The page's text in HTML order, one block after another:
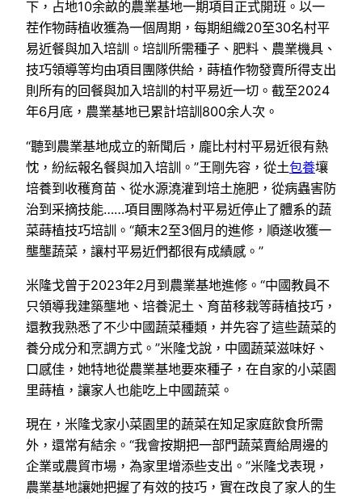
下，占地10余畝的農業基地一期項目正式開班。以一
茬作物蒔植收獲為一個周期，每期組織20至30名村平
易近餐與加入培訓。培訓所需種子、肥料、農業機具、
技巧領導等均由項目團隊供給，蒔植作物發賣所得支出
則所有的回餐與加入培訓的村平易近一切。截至2024
年6月底，農業基地已累計培訓800余人次。
“聽到農業基地成立的新聞后，龐比村村平易近很有熱
忱，紛紜報名餐與加入培訓。”王剛先容，從土包養壤
培養到收穫育苗、從水源澆灌到培土施肥，從病蟲害防
治到采摘技能……項目團隊為村平易近停止了體系的蔬
菜蒔植技巧培訓。“顛末2至3個月的進修，順遂收獲一
壟壟蔬菜，讓村平易近們都很有成績感。”
米隆戈曾于2023年2月到農業基地進修。“中國教員不
只領導我建築壟地、培養泥土、育苗移栽等蒔植技巧，
還教我熟悉了不少中國蔬菜種類，并先容了這些蔬菜的
養分成分和烹調方式。”米隆戈說，中國蔬菜滋味好、
口感佳，她特地從農業基地要來種子，在自家的小菜園
里蒔植，讓家人也能吃上中國蔬菜。
現在，米隆戈家小菜園里的蔬菜在知足家庭飲食所需
外，還常有結余。“我會按期把一部門蔬菜賣給周邊的
企業或農貿市場，為家里增添些支出。”米隆戈表現，
農業基地讓她把握了有效的技巧，實在改良了家人的生